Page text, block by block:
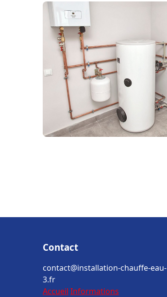
Contact
contact@installation-chauffe-eau-
3.fr
Accueil Informations